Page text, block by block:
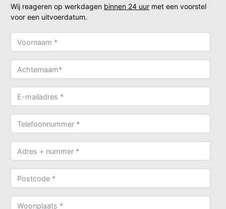
Wij reageren op werkdagen binnen 24 uur met een voorstel
voor een uitvoerdatum.